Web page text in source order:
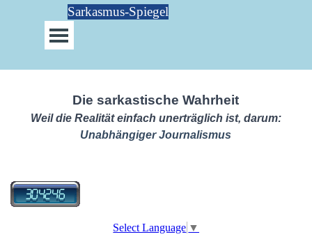
Direkt zum SeiteninhaltSarkasmus-Spiegel
Menü überspringen
Die sarkastische Wahrheit
Weil die Realität einfach unerträglich ist, darum:
Unabhängiger Journalismus
Select Language ▼